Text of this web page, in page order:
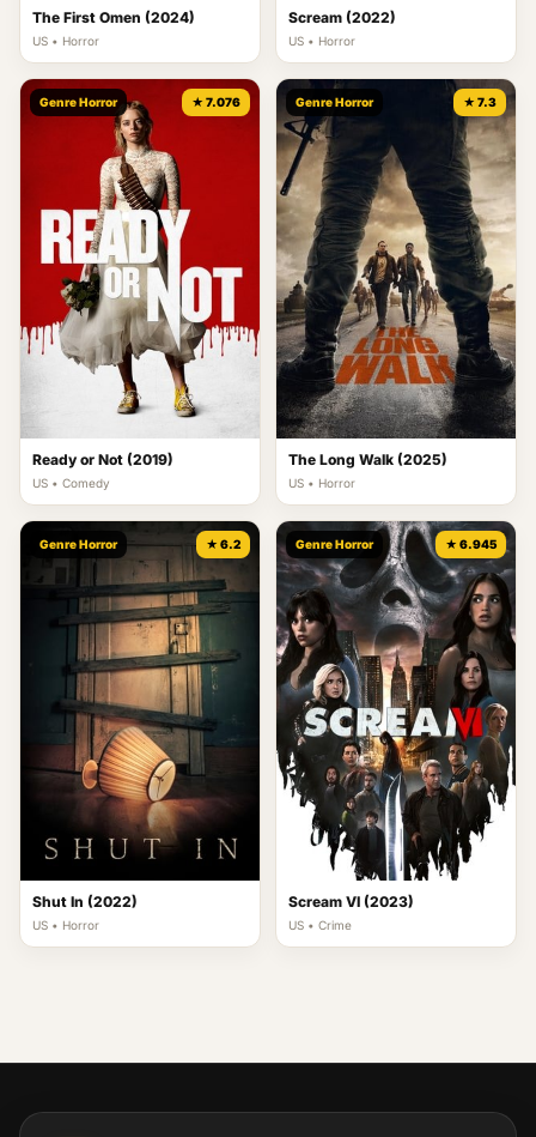
The First Omen (2024)
US • Horror
Scream (2022)
US • Horror
Genre Horror ★ 7.076
Ready or Not (2019)
US • Comedy
Genre Horror ★ 7.3
The Long Walk (2025)
US • Horror
Genre Horror ★ 6.2
Shut In (2022)
US • Horror
Genre Horror ★ 6.945
Scream VI (2023)
US • Crime